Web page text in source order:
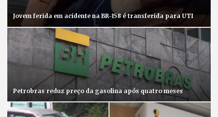
Jovem ferida em acidente na BR-158 é transferida para UTI
Petrobras reduz preço da gasolina após quatro meses